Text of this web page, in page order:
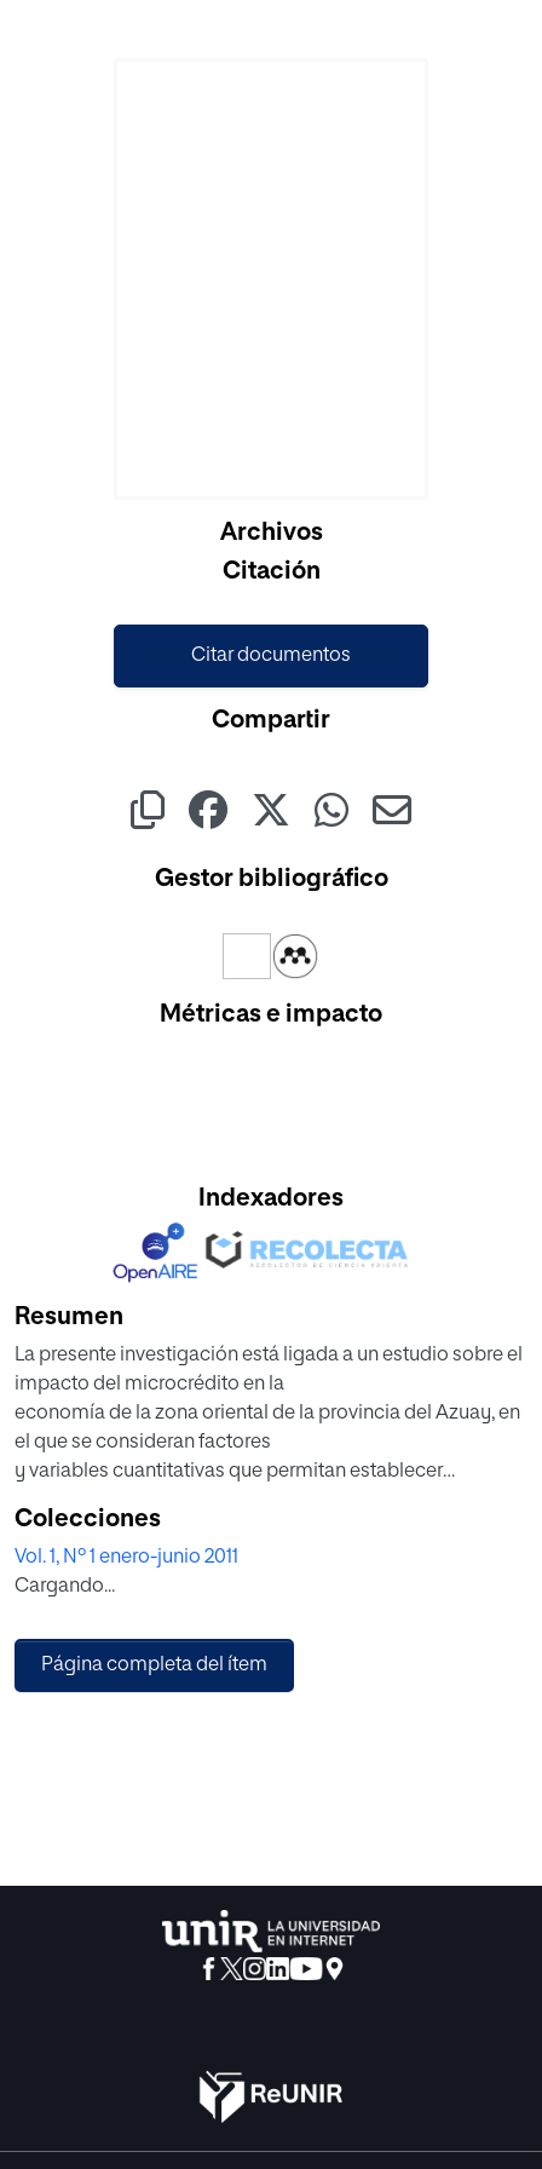
Archivos
Citación
Citar documentos
Compartir
Gestor bibliográfico
Métricas e impacto
Indexadores
Resumen
La presente investigación está ligada a un estudio sobre el
impacto del microcrédito en la
economía de la zona oriental de la provincia del Azuay, en
el que se consideran factores
y variables cuantitativas que permitan establecer
de diferentes modelos que nos retroalimenten sobre la
eficiencia y eficacia de la entrega
de esos recursos crediticios. Los diagnósticos realizados,
modelos propuestos son producto de un análisis y/o
estudio económico y estadístico
Colecciones
Vol. 1, Nº 1 enero-junio 2011
Cargando...
Página completa del ítem